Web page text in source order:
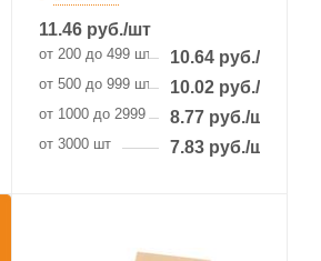
11.46руб./шт
от 200 до 499 шт 10.64 руб./шт
от 500 до 999 шт 10.02 руб./шт
от 1000 до 2999 шт 8.77 руб./шт
от 3000 шт 7.83 руб./шт